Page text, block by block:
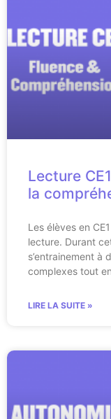
Lecture
la
Les élèves en
lecture. Durant
s’entrainement à
complexes tout
LIRE LA SUITE »